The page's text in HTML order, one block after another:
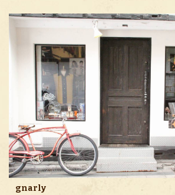
gnarly